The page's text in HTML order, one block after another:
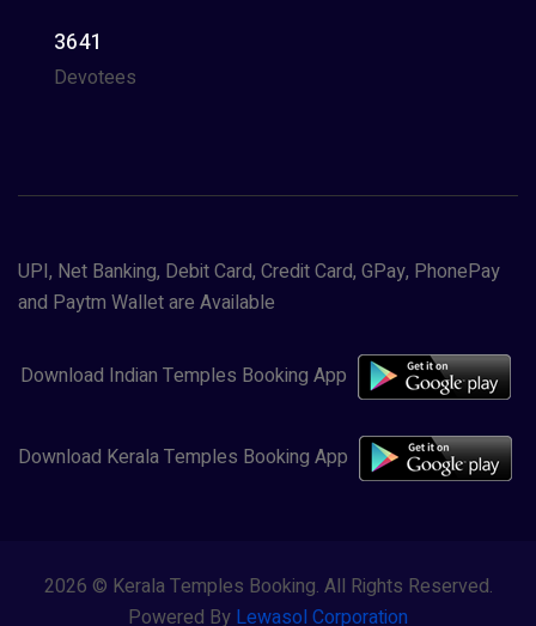
3641
Devotees
UPI, Net Banking, Debit Card, Credit Card, GPay, PhonePay
and Paytm Wallet are Available
Download Indian Temples Booking App
Download Kerala Temples Booking App
2026 © Kerala Temples Booking. All Rights Reserved.
Powered By Lewasol Corporation